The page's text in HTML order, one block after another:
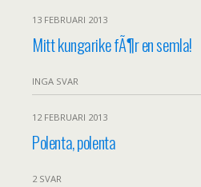
13 FEBRUARI 2013
Mitt kungarike fÃ¶r en semla!
INGA SVAR
12 FEBRUARI 2013
Polenta, polenta
2 SVAR